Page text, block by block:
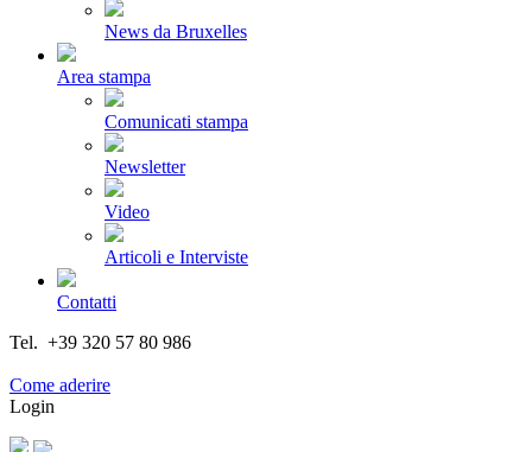
News da Bruxelles
Area stampa
Comunicati stampa
Newsletter
Video
Articoli e Interviste
Contatti
Tel. +39 320 57 80 986
Come aderire
Login